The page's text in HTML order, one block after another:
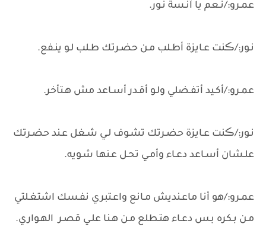
عمـرو:/نـعم يا آنـسة نـور.
نـور:/ڪنت عـايزة أطـلب مـن حضـرتك طـلب لـو ينـفع.
عمـرو:/أكـيد أتفـضلي ولـو أقـدر أسـاعد مش هـتأخر.
نـور:/ڪنت عـايزة حضـرتك تشـوف لـي شـغل عـند حضـرتك
علـشان أسـاعد دعـاء وأمـي تحـل عـنها شـويه.
عمـرو:/هو أنا ماعـنديش مـانع واعـتبري نفـسك اشتغـلتي
مـن بـكره بـس دعـاء هتـطلع مـن هـنا علـي قصـر الهـواري.